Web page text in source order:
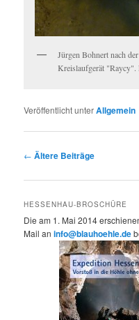
Jürgen Bohnert nach
Kreislaufgerät "Raycy".
Veröffentlicht unterAllgemein
Beitrags-
← Ältere Beiträge
HESSENHAU-BROSCHÜRE
Die am 1. Mai 2014
Mail aninfo@blauhoehle.de